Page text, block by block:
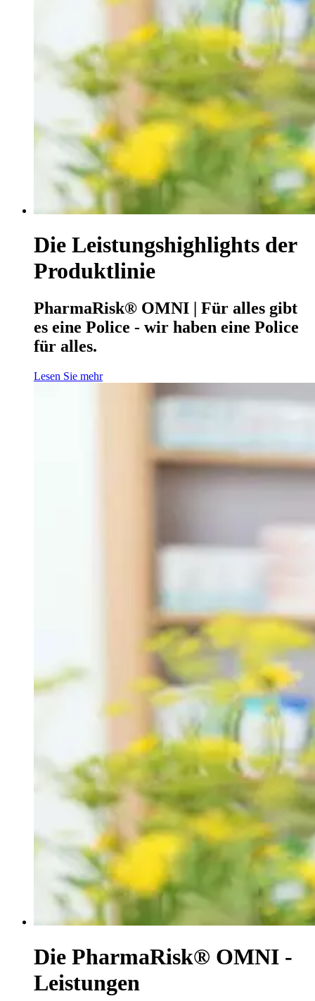
Die Leistungshighlights der
Produktlinie
PharmaRisk® OMNI | Für alles gibt
es eine Police - wir haben eine Police
für alles.
Lesen Sie mehr
Die PharmaRisk® OMNI -
Leistungen